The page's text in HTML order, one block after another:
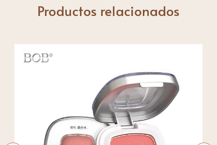
Productos relacionados